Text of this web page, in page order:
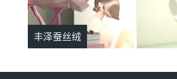
丰泽蚕丝绒